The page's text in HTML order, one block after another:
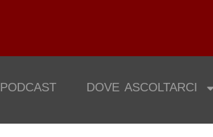
PODCAST DOVE ASCOLTARCI